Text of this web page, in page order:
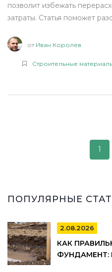
позволит избежать
затраты. Статья поможет
цемента, и предложит
научиться правильному
от Иван Королев
Строительные
1
ПОПУЛЯРНЫЕ
2.08.2026
КАК
ФУНДАМЕНТ: